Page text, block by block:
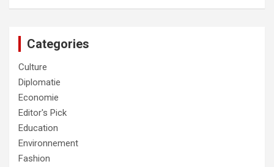
Categories
Culture
Diplomatie
Economie
Editor's Pick
Education
Environnement
Fashion